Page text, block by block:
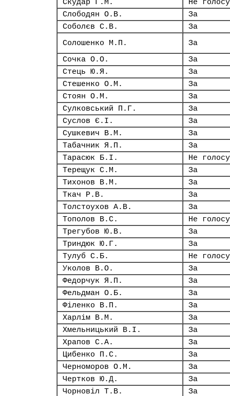
Скудар Г.М.
Не
Слободян О.В.
За
Соболєв С.В.
За
Солошенко М.П.
За
Сочка О.О.
За
Стець Ю.Я.
За
Стешенко О.М.
За
Стоян О.М.
За
Сулковський П.Г.
За
Суслов Є.І.
За
Сушкевич В.М.
За
Табачник Я.П.
За
Тарасюк Б.І.
Не
Терещук С.М.
За
Тихонов В.М.
За
Ткач Р.В.
За
Толстоухов А.В.
За
Тополов В.С.
Не
Трегубов Ю.В.
За
Триндюк Ю.Г.
За
Тулуб С.Б.
Не
Уколов В.О.
За
Федорчук Я.П.
За
Фельдман О.Б.
За
Філенко В.П.
За
Харлім В.М.
За
Хмельницький В.І.
За
Храпов С.А.
За
Цибенко П.С.
За
Черноморов О.М.
За
Чертков Ю.Д.
За
Чорновіл Т.В.
За